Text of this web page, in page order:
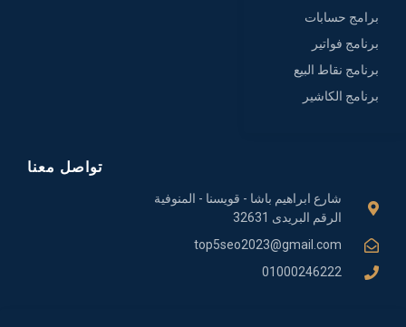
تواصل معنا
شارع ابراهيم باشا - قويسنا - المنوفية
الرقم البريدى 32631
top5seo2023@gmail.com
01000246222
برامج حسابات
برنامج فواتير
برنامج نقاط البيع
برنامج الكاشير